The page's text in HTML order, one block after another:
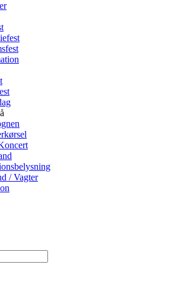
/ Vagter